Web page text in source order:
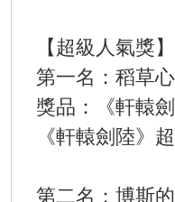
【超級人氣獎】
第一名：稻草
獎品：《軒轅
《軒轅劍陸》
第二名：博斯